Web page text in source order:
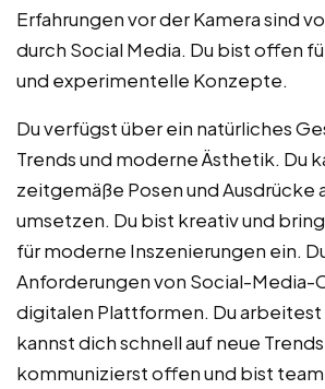
Erfahrungen vor der Kamera sind
durch Social Media. Du bist offen
und experimentelle Konzepte.
Du verfügst über ein natürliches
Trends und moderne Ästhetik. Du
zeitgemäße Posen und Ausdrücke
umsetzen. Du bist kreativ und
für moderne Inszenierungen ein.
Anforderungen von Social-Media-
digitalen Plattformen. Du arbeitest
kannst dich schnell auf neue
kommunizierst offen und bist